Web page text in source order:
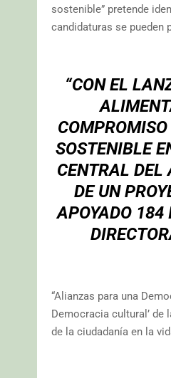
sostenible” pretende
candidaturas se pueden
“CON EL
SOSTENIBLE
CENTRAL DEL
DE UN
APOYADO 184
“Alianzas para una
Democracia cultural’
de la ciudadanía en la